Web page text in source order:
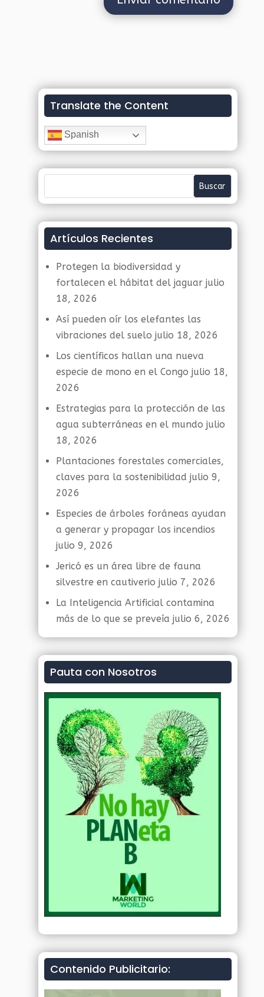
Translate the Content
Spanish
Artículos Recientes
Protegen la biodiversidad y
fortalecen el hábitat del jaguar julio
18, 2026
Así pueden oír los elefantes las
vibraciones del suelo julio 18, 2026
Los científicos hallan una nueva
especie de mono en el Congo julio 18,
2026
Estrategias para la protección de las
agua subterráneas en el mundo julio
18, 2026
Plantaciones forestales comerciales,
claves para la sostenibilidad julio 9,
2026
Especies de árboles foráneas ayudan
a generar y propagar los incendios
julio 9, 2026
Jericó es un área libre de fauna
silvestre en cautiverio julio 7, 2026
La Inteligencia Artificial contamina
más de lo que se preveía julio 6, 2026
Pauta con Nosotros
Contenido Publicitario: